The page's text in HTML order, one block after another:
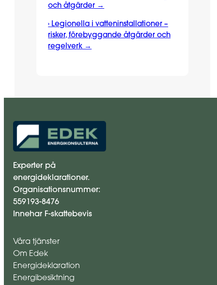
och åtgärder →
› Legionella i vatteninstallationer –
risker, förebyggande åtgärder och
regelverk →
Experter på
energideklarationer.
Organisationsnummer:
559193-8476
Innehar F-skattebevis
Våra tjänster
Om Edek
Energideklaration
Energibesiktning